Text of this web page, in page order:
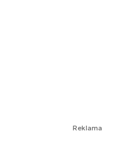
Reklama